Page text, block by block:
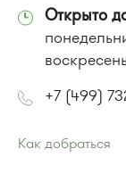
Открыто
+7 (499)
Как добраться